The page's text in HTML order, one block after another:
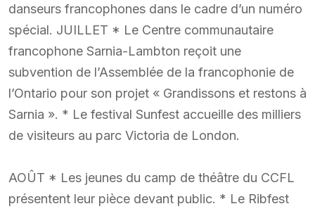
danseurs francophones dans le cadre d’un numéro
spécial. JUILLET * Le Centre communautaire
francophone Sarnia-Lambton reçoit une
subvention de l’Assemblée de la francophonie de
l’Ontario pour son projet « Grandissons et restons à
Sarnia ». * Le festival Sunfest accueille des milliers
de visiteurs au parc Victoria de London.
AOÛT * Les jeunes du camp de théâtre du CCFL
présentent leur pièce devant public. * Le Ribfest